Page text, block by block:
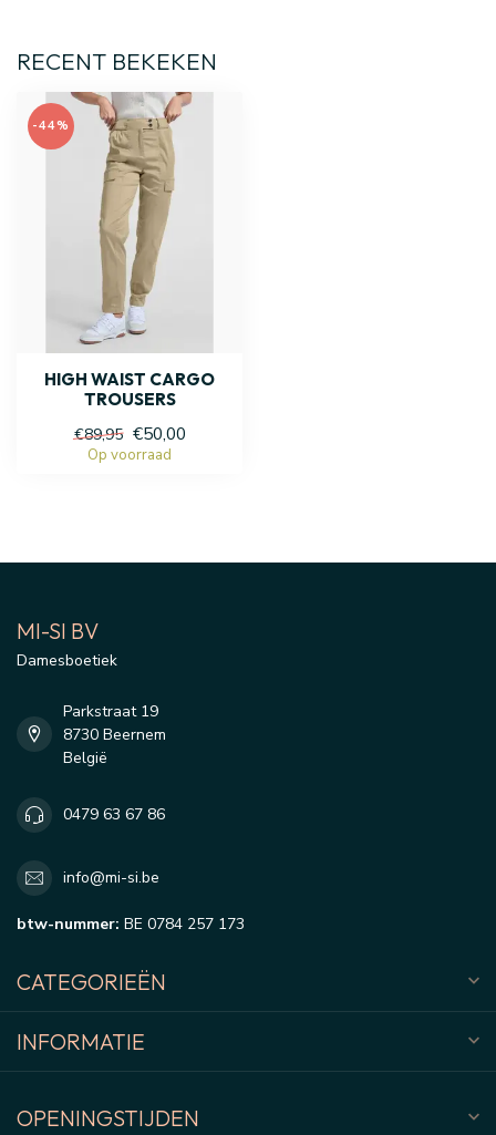
RECENT BEKEKEN
-44%
HIGH WAIST CARGO
TROUSERS
€89,95 €50,00
Op voorraad
MI-SI BV
Damesboetiek
Parkstraat 19
8730 Beernem
België
0479 63 67 86
info@mi-si.be
btw-nummer: BE 0784 257 173
CATEGORIEËN
INFORMATIE
OPENINGSTIJDEN